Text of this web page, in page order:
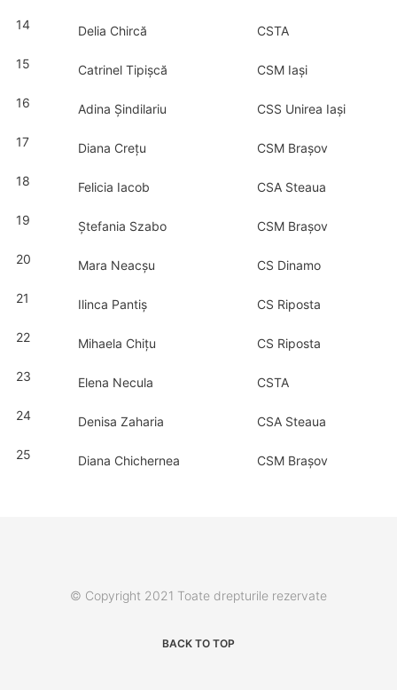
14 Delia Chircă CSTA
15 Catrinel Tipișcă CSM Iași
16 Adina Șindilariu CSS Unirea Iași
17 Diana Crețu CSM Brașov
18 Felicia Iacob CSA Steaua
19 Ștefania Szabo CSM Brașov
20 Mara Neacșu CS Dinamo
21 Ilinca Pantiș CS Riposta
22 Mihaela Chițu CS Riposta
23 Elena Necula CSTA
24 Denisa Zaharia CSA Steaua
25 Diana Chichernea CSM Brașov
© Copyright 2021 Toate drepturile rezervate
BACK TO TOP